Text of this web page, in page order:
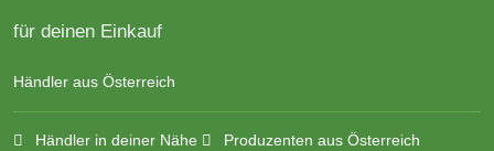
für deinen Einkauf
Händler aus Österreich
Händler in deiner Nähe Produzenten aus Österreich